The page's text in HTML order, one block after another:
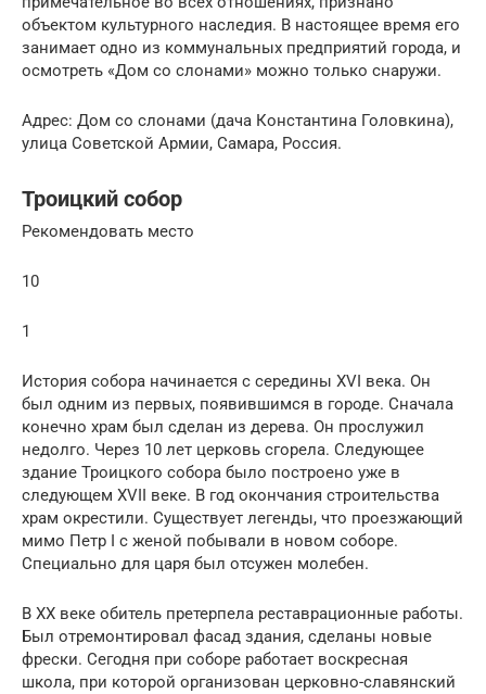
объектом культурного наследия. В настоящее время его
занимает одно из коммунальных предприятий города, и
осмотреть «Дом со слонами» можно только снаружи.
Адрес: Дом со слонами (дача Константина Головкина),
улица Советской Армии, Самара, Россия.
Троицкий собор
Рекомендовать место
10
1
История собора начинается с середины XVI века. Он
был одним из первых, появившимся в городе. Сначала
конечно храм был сделан из дерева. Он прослужил
недолго. Через 10 лет церковь сгорела. Следующее
здание Троицкого собора было построено уже в
следующем XVII веке. В год окончания строительства
храм окрестили. Существует легенды, что проезжающий
мимо Петр I с женой побывали в новом соборе.
Специально для царя был отсужен молебен.
В XX веке обитель претерпела реставрационные работы.
Был отремонтировал фасад здания, сделаны новые
фрески. Сегодня при соборе работает воскресная
школа, при которой организован церковно-славянский